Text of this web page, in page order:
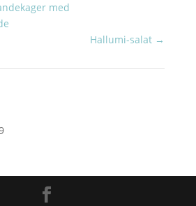
med
Hallumi-salat →